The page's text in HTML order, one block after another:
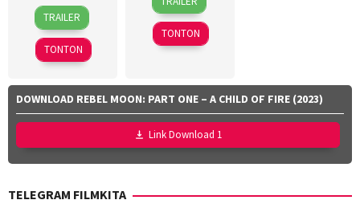
15
Mar
2026
Callum
Dawson
Christopher
Miller,
Channing-
Williams,
Jan
Zalar,
John
Phil
TRAILER
TONTON
Apr
2026
Jemat
Faisal
Ishak,
TONTON
DOWNLOAD REBEL MOON: PART ONE – A CHILD OF FIRE (2023)
Link Download 1
TELEGRAM FILMKITA